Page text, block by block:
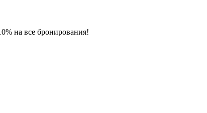
на все бронирования!